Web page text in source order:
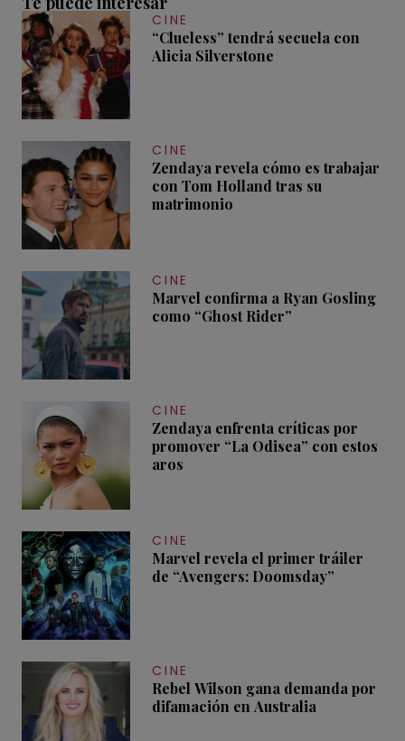
CINE
“Clueless” tendrá secuela con
Alicia Silverstone
CINE
Zendaya revela cómo es trabajar
con Tom Holland tras su
matrimonio
CINE
Marvel confirma a Ryan Gosling
como “Ghost Rider”
CINE
Zendaya enfrenta críticas por
promover “La Odisea” con estos
aros
CINE
Marvel revela el primer tráiler
de “Avengers: Doomsday”
CINE
Rebel Wilson gana demanda por
difamación en Australia